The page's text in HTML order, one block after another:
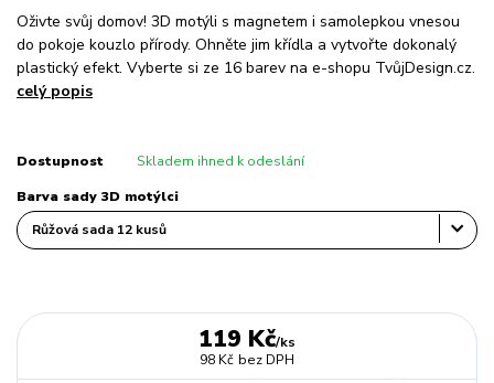
Oživte svůj domov! 3D motýli s magnetem i samolepkou vnesou
do pokoje kouzlo přírody. Ohněte jim křídla a vytvořte dokonalý
plastický efekt. Vyberte si ze 16 barev na e-shopu TvůjDesign.cz.
celý popis
Dostupnost Skladem ihned k odeslání
Barva sady 3D motýlci
119 Kč/ks
98 Kč bez DPH